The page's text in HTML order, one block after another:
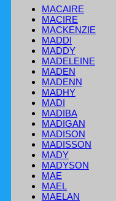
MACAIRE
MACIRE
MACKENZIE
MADDI
MADDY
MADELEINE
MADEN
MADENN
MADHY
MADI
MADIBA
MADIGAN
MADISON
MADISSON
MADY
MADYSON
MAE
MAEL
MAELAN